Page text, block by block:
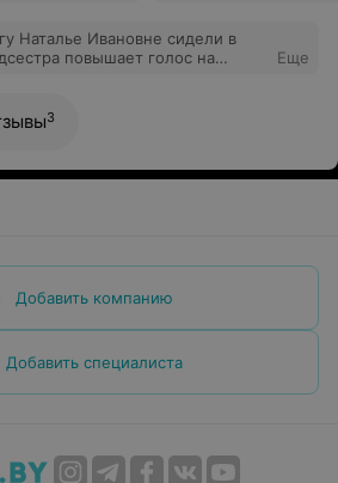
Наталье Ивановне сидели в
голос на
Толку от приема ноль, а ведь
от местной
на помощь больному от
Еще
3
Добавить компанию
Добавить специалиста